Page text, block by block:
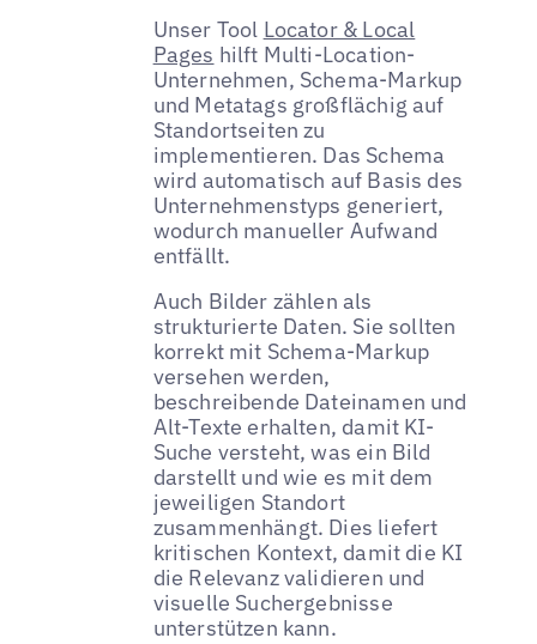
Unser Tool Locator & Local
Pages hilft Multi-Location-
Unternehmen, Schema-Markup
und Metatags großflächig auf
Standortseiten zu
implementieren. Das Schema
wird automatisch auf Basis des
Unternehmenstyps generiert,
wodurch manueller Aufwand
entfällt.
Auch Bilder zählen als
strukturierte Daten. Sie sollten
korrekt mit Schema-Markup
versehen werden,
beschreibende Dateinamen und
Alt-Texte erhalten, damit KI-
Suche versteht, was ein Bild
darstellt und wie es mit dem
jeweiligen Standort
zusammenhängt. Dies liefert
kritischen Kontext, damit die KI
die Relevanz validieren und
visuelle Suchergebnisse
unterstützen kann.